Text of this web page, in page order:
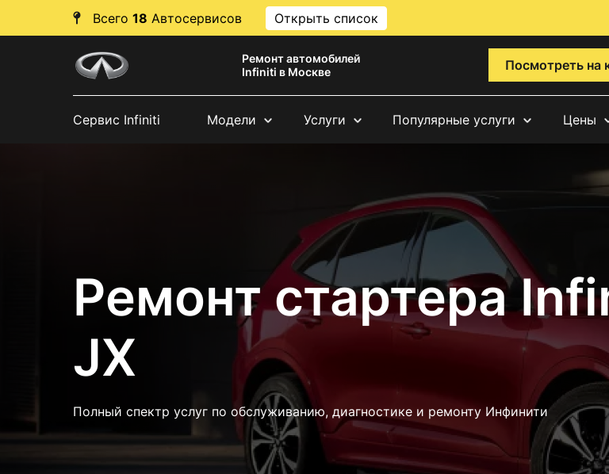
Всего 18 Автосервисов Открыть список
Ремонт автомобилей
Infiniti в Москве
Посмотреть на
Сервис Infiniti Модели Услуги Популярные услуги Цены
Ремонт стартера
JX
Полный спектр услуг по обслуживанию, диагностике и ремонту Инфинити